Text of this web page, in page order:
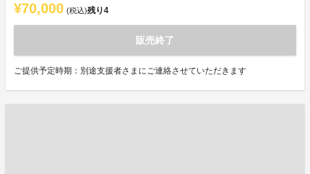
¥70,000 (税込)残り4
販売終了
ご提供予定時期：別途支援者さまにご連絡させていただきます